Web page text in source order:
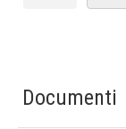
Documenti